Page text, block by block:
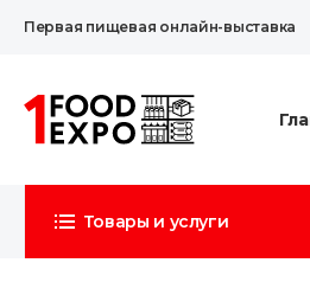
Первая пищевая онлайн-выставка
Товары и услуги